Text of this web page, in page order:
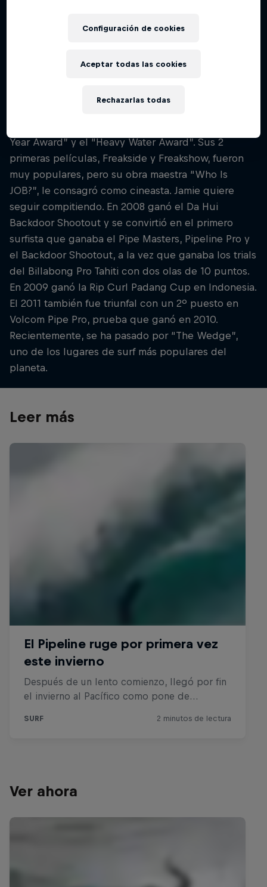
Escondido y llevó a su equipo al oro en los X
valioso. Ese año también ganó el Boost
Year Award” y el “Heavy Water Award”. Sus 2
primeras películas, Freakside y Freakshow, fueron
muy populares, pero su obra maestra “Who Is
JOB?”, le consagró como cineasta. Jamie quiere
seguir compitiendo. En 2008 ganó el Da Hui
Backdoor Shootout y se convirtió en el primero
surfista que ganaba el Pipe Masters, Pipeline Pro y
el Backdoor Shootout, a la vez que ganaba los trials
del Billabong Pro Tahiti con dos olas de 10 puntos.
En 2009 ganó la Rip Curl Padang Cup en Indonesia.
El 2011 también fue triunfal con un 2º puesto en
Volcom Pipe Pro, prueba que ganó en 2010.
Recientemente, se ha pasado por “The Wedge”,
uno de los lugares de surf más populares del
planeta.
Leer más
Ver ahora
Configuración de cookies
Rechazarlas todas
Aceptar todas las cookies